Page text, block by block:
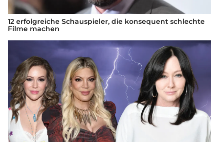
12 erfolgreiche Schauspieler, die konsequent schlechte
Filme machen